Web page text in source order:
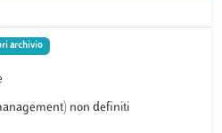
archivio
non definiti